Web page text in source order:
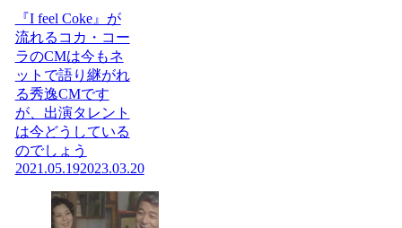
『I feel Coke』が
流れるコカ・コー
ラのCMは今もネ
ットで語り継がれ
る秀逸CMです
が、出演タレント
は今どうしている
のでしょう
2021.05.192023.03.20